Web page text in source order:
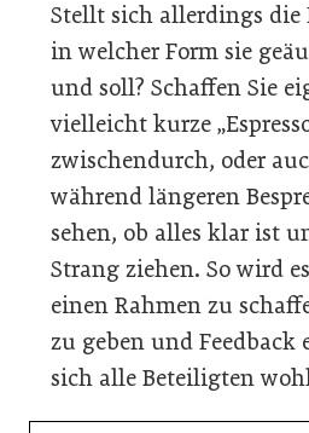
Stellt sich allerdings die
in welcher Form sie
und soll? Schaffen Sie
vielleicht kurze
zwischendurch, oder
während längeren
sehen, ob alles klar ist
Strang ziehen. So wird
einen Rahmen zu
zu geben und
sich alle Beteiligten